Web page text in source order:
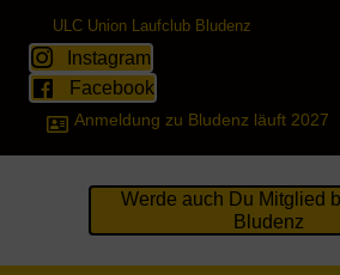
ULC Union Laufclub Bludenz
Instagram
Facebook
Anmeldung zu Bludenz läuft 2027
Werde auch Du Mitglied
Bludenz